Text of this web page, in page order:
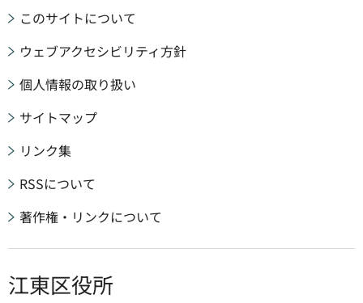
このサイトについて
ウェブアクセシビリティ方針
個人情報の取り扱い
サイトマップ
リンク集
RSSについて
著作権・リンクについて
江東区役所